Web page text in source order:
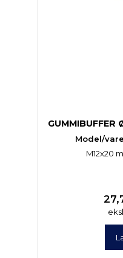
GUMMIBUFFER
Model/
M12x20